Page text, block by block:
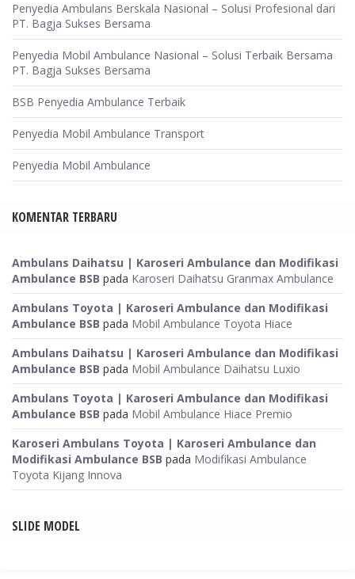
Penyedia Ambulans Berskala Nasional – Solusi Profesional dari
PT. Bagja Sukses Bersama
Penyedia Mobil Ambulance Nasional – Solusi Terbaik Bersama
PT. Bagja Sukses Bersama
BSB Penyedia Ambulance Terbaik
Penyedia Mobil Ambulance Transport
Penyedia Mobil Ambulance
KOMENTAR TERBARU
Ambulans Daihatsu | Karoseri Ambulance dan Modifikasi
Ambulance BSB pada Karoseri Daihatsu Granmax Ambulance
Ambulans Toyota | Karoseri Ambulance dan Modifikasi
Ambulance BSB pada Mobil Ambulance Toyota Hiace
Ambulans Daihatsu | Karoseri Ambulance dan Modifikasi
Ambulance BSB pada Mobil Ambulance Daihatsu Luxio
Ambulans Toyota | Karoseri Ambulance dan Modifikasi
Ambulance BSB pada Mobil Ambulance Hiace Premio
Karoseri Ambulans Toyota | Karoseri Ambulance dan
Modifikasi Ambulance BSB pada Modifikasi Ambulance
Toyota Kijang Innova
SLIDE MODEL